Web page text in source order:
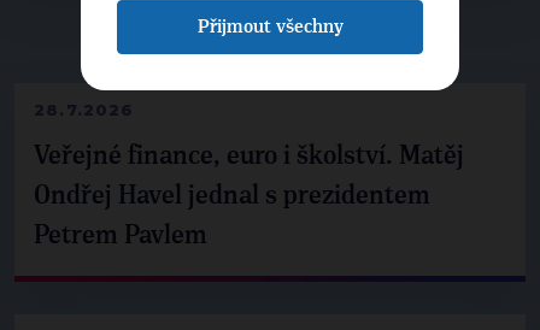
NEPŘEHLÉDNĚTE
28.7.2026
Veřejné finance, euro i školství. Matěj
Ondřej Havel jednal s prezidentem
Petrem Pavlem
Přijmout všechny